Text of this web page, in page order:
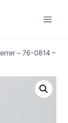
– 76-0814 –